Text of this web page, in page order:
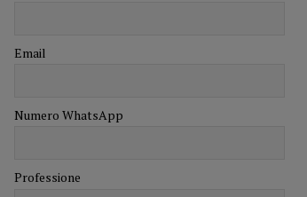
Email
Numero WhatsApp
Professione